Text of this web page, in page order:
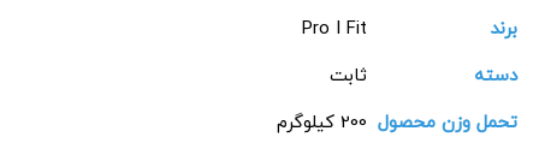
برند
Pro I Fit
دسته
ثابت
تحمل وزن محصول 200 کیلوگرم